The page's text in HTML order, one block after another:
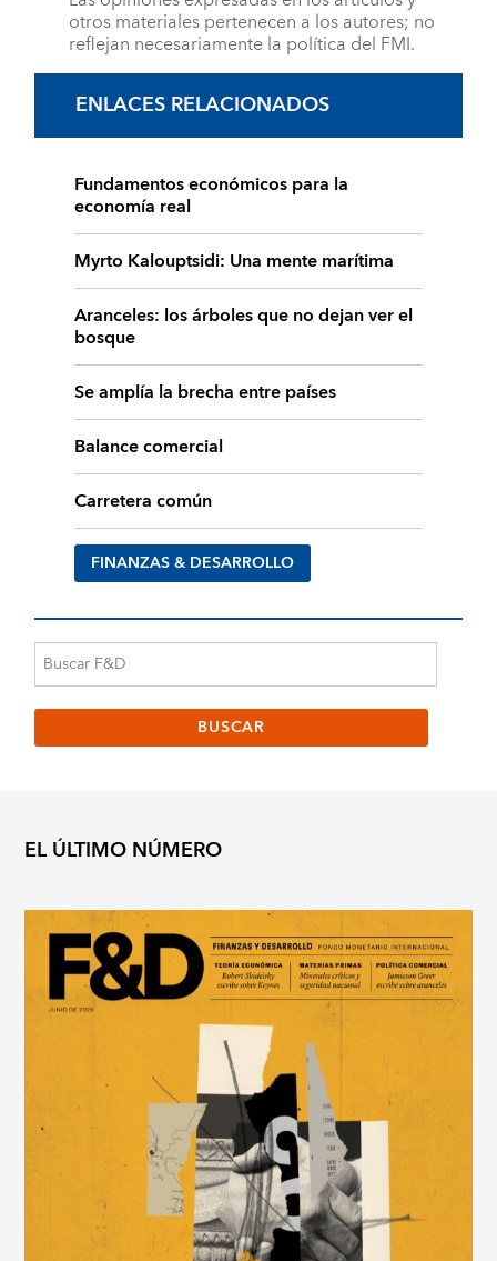
otros materiales pertenecen a los autores; no
reflejan necesariamente la política del FMI.
ENLACES RELACIONADOS
Fundamentos económicos para la
economía real
Myrto Kalouptsidi: Una mente marítima
Aranceles: los árboles que no dejan ver el
bosque
Se amplía la brecha entre países
Balance comercial
Carretera común
FINANZAS & DESARROLLO
EL ÚLTIMO NÚMERO